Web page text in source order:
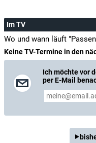
Im TV
Wo und wann läuft
Keine TV-Termine in den
Ich möchte vor
per E-Mail